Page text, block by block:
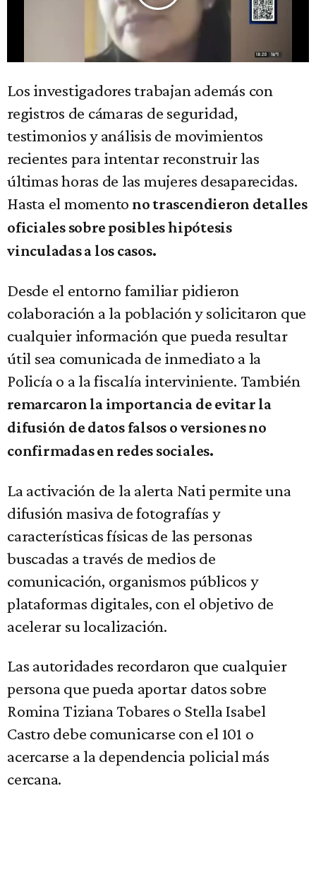
Los investigadores trabajan además con
registros de cámaras de seguridad,
testimonios y análisis de movimientos
recientes para intentar reconstruir las
últimas horas de las mujeres desaparecidas.
Hasta el momento no trascendieron detalles
oficiales sobre posibles hipótesis
vinculadas a los casos.
Desde el entorno familiar pidieron
colaboración a la población y solicitaron que
cualquier información que pueda resultar
útil sea comunicada de inmediato a la
Policía o a la fiscalía interviniente. También
remarcaron la importancia de evitar la
difusión de datos falsos o versiones no
confirmadas en redes sociales.
La activación de la alerta Nati permite una
difusión masiva de fotografías y
características físicas de las personas
buscadas a través de medios de
comunicación, organismos públicos y
plataformas digitales, con el objetivo de
acelerar su localización.
Las autoridades recordaron que cualquier
persona que pueda aportar datos sobre
Romina Tiziana Tobares o Stella Isabel
Castro debe comunicarse con el 101 o
acercarse a la dependencia policial más
cercana.